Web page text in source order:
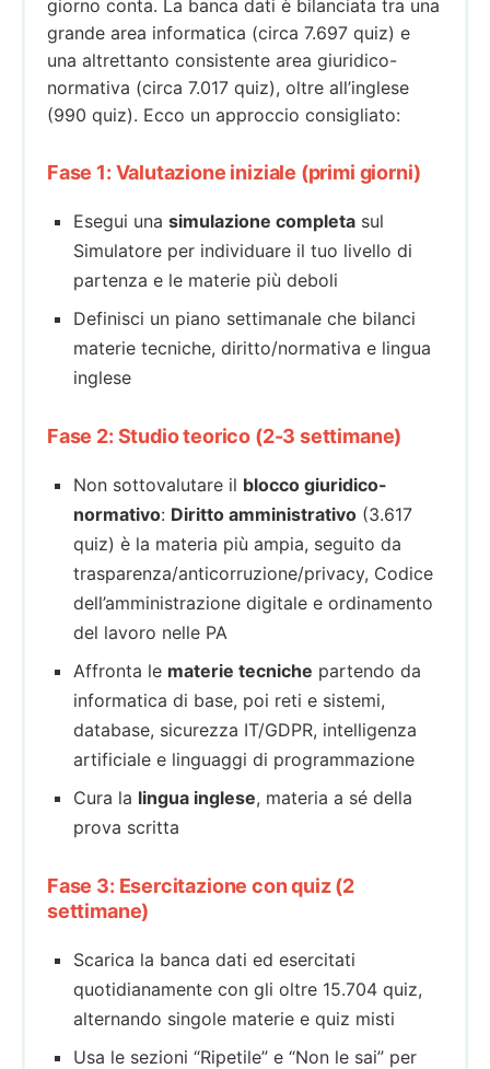
giorno conta. La banca dati è bilanciata tra una
grande area informatica (circa 7.697 quiz) e
una altrettanto consistente area giuridico-
normativa (circa 7.017 quiz), oltre all’inglese
(990 quiz). Ecco un approccio consigliato:
Fase 1: Valutazione iniziale (primi giorni)
Esegui una simulazione completa sul
Simulatore per individuare il tuo livello di
partenza e le materie più deboli
Definisci un piano settimanale che bilanci
materie tecniche, diritto/normativa e lingua
inglese
Fase 2: Studio teorico (2-3 settimane)
Non sottovalutare il blocco giuridico-
normativo: Diritto amministrativo (3.617
quiz) è la materia più ampia, seguito da
trasparenza/anticorruzione/privacy, Codice
dell’amministrazione digitale e ordinamento
del lavoro nelle PA
Affronta le materie tecniche partendo da
informatica di base, poi reti e sistemi,
database, sicurezza IT/GDPR, intelligenza
artificiale e linguaggi di programmazione
Cura la lingua inglese, materia a sé della
prova scritta
Fase 3: Esercitazione con quiz (2
settimane)
Scarica la banca dati ed esercitati
quotidianamente con gli oltre 15.704 quiz,
alternando singole materie e quiz misti
Usa le sezioni “Ripetile” e “Non le sai” per